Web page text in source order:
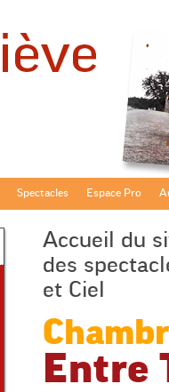
Spectacles Espace Pro
Accueil du
des
et Ciel
Entre